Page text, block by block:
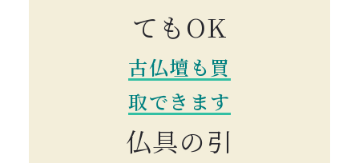
てもOK
古仏壇も買
取できます
仏具の引